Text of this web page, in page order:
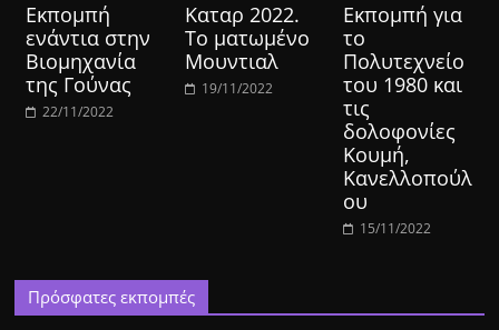
Εκπομπή
ενάντια στην
Βιομηχανία
της Γούνας
22/11/2022
Καταρ 2022.
Το ματωμένο
Μουντιαλ
19/11/2022
Εκπομπή για
το
Πολυτεχνείο
του 1980 και
τις
δολοφονίες
Κουμή,
Κανελλοπούλ
ου
15/11/2022
Πρόσφατες εκπομπές